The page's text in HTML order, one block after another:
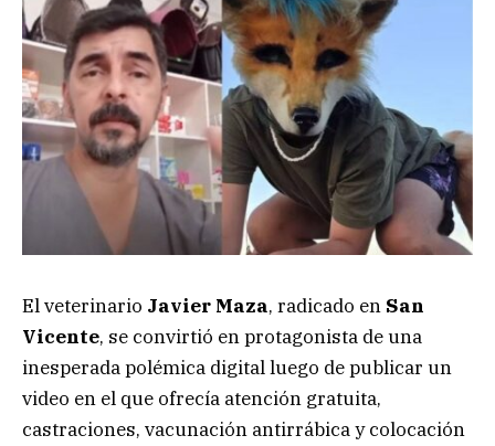
El veterinario Javier Maza, radicado en San
Vicente, se convirtió en protagonista de una
inesperada polémica digital luego de publicar un
video en el que ofrecía atención gratuita,
castraciones, vacunación antirrábica y colocación